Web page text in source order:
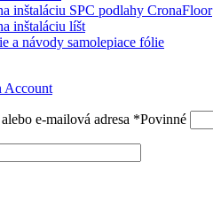
inštaláciu SPC podlahy CronaFloor
inštaláciu líšt
a návody samolepiace fólie
Account
e-mailová adresa *Povinné